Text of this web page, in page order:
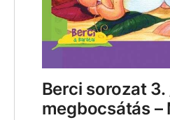
Berci sorozat 3.
megbocsátás –